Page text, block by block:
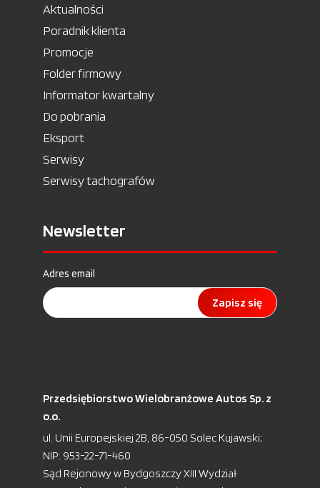
Aktualności
Poradnik klienta
Promocje
Folder firmowy
Informator kwartalny
Do pobrania
Eksport
Serwisy
Serwisy tachografów
Newsletter
Adres email
Zapisz się
Przedsiębiorstwo Wielobranżowe Autos Sp. z
o.o.
ul. Unii Europejskiej 2B, 86-050 Solec Kujawski;
NIP: 953-22-71-460
Sąd Rejonowy w Bydgoszczy XIII Wydział